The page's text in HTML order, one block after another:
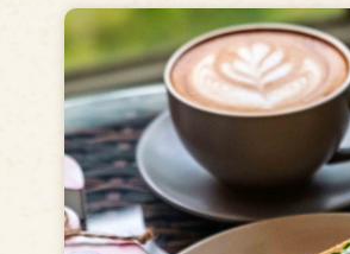
為早餐或下午茶享用。其歷
18世紀，融合了非洲奴隸、
萄牙殖民者的飲食文化。